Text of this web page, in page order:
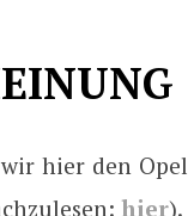
hier den
hier